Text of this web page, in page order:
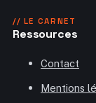
// LE CARNET
Ressources
Contact
Mentions